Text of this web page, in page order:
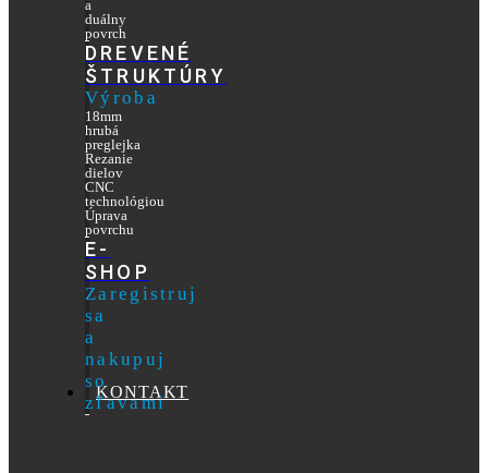
a
duálny
povrch
DREVENÉ
ŠTRUKTÚRY
Výroba
18mm
hrubá
preglejka
Rezanie
dielov
CNC
technológiou
Úprava
povrchu
E-
SHOP
Zaregistruj
sa
a
nakupuj
so
zľavami
KONTAKT